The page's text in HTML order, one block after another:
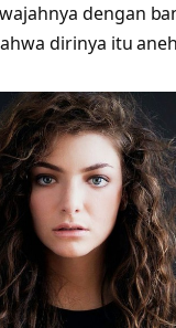
dengan
dirinya itu